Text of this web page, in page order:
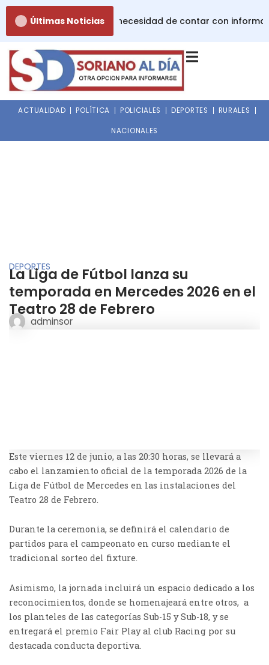
contenido
Últimas Noticias
de la lactancia: la necesidad de contar con
ACTUALIDAD POLÍTICA POLICIALES DEPORTES RURALES
NACIONALES
DEPORTES
La Liga de Fútbol lanza su
temporada en Mercedes 2026 en el
Teatro 28 de Febrero
adminsor
Este viernes 12 de junio, a las 20:30 horas, se llevará a
cabo el lanzamiento oficial de la temporada 2026 de la
Liga de Fútbol de Mercedes en las instalaciones del
Teatro 28 de Febrero.
Durante la ceremonia, se definirá el calendario de
partidos para el campeonato en curso mediante el
tradicional sorteo del fixture.
Asimismo, la jornada incluirá un espacio dedicado a los
reconocimientos, donde se homenajeará entre otros, a
los planteles de las categorías Sub-15 y Sub-18, y se
entregará el premio Fair Play al club Racing por su
destacada conducta deportiva.